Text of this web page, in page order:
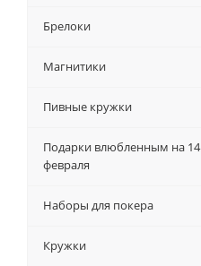
Брелоки
Магнитики
Пивные кружки
Подарки влюбленным на 14
февраля
Наборы для покера
Кружки